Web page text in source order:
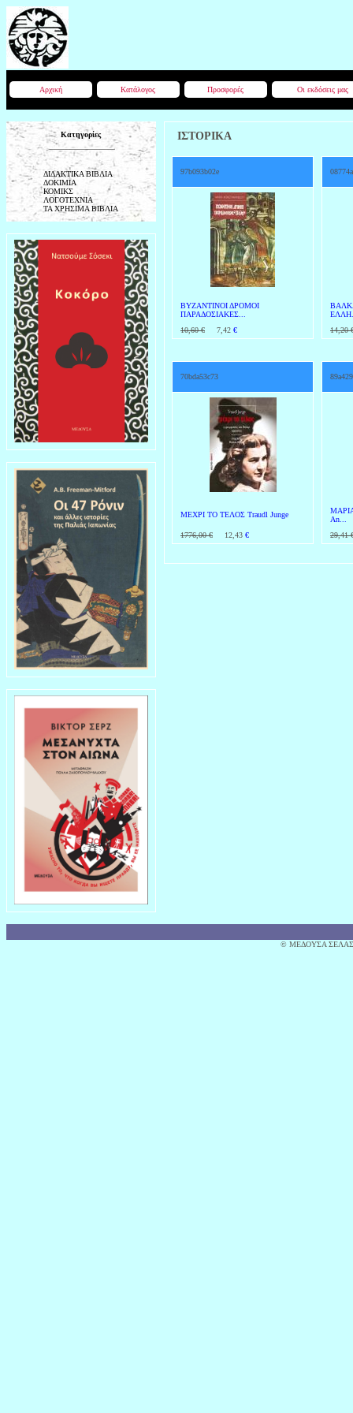
Αρχική Κατάλογος Προσφορές Οι εκδόσεις μας
Κατηγορίες
ΔΙΔΑΚΤΙΚΑ ΒΙΒΛΙΑ
ΔΟΚΙΜΙΑ
ΚΟΜΙΚΣ
ΛΟΓΟΤΕΧΝΙΑ
ΤΑ ΧΡΗΣΙΜΑ ΒΙΒΛΙΑ
ΙΣΤΟΡΙΚΑ
97b093b02e
ΒΥΖΑΝΤΙΝΟΙ ΔΡΟΜΟΙ
ΠΑΡΑΔΟΣΙΑΚΕΣ...
10,60 € 7,42 €
14,20
70bda53c73
ΜΕΧΡΙ ΤΟ ΤΕΛΟΣ Traudl Junge
1776,00 € 12,43 €
An...
29,41
© MΕΔΟΥΣΑ